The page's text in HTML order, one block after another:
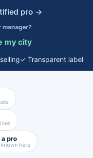
pro →
manager?
my city
✓ Transparent label
a pro
known here